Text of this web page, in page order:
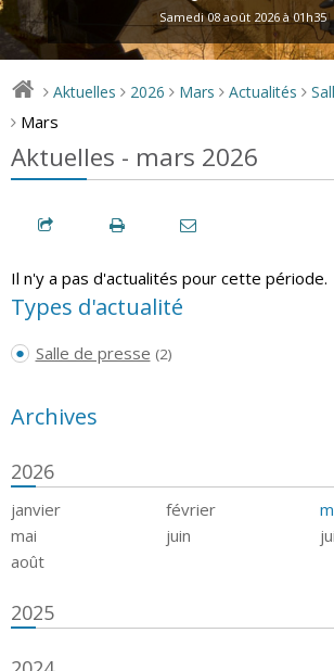
Samedi 08 août 2026 à 01h35
> Aktuelles > 2026 > Mars > Actualités >
> Mars
Aktuelles - mars 2026
Il n'y a pas d'actualités pour cette période.
Types d'actualité
Salle de presse (2)
Archives
2026
janvier février
mai
juin
août
2025